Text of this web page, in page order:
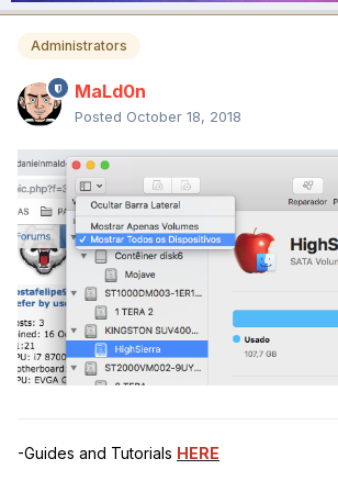
Administrators
MaLd0n
Posted October 18, 2018
-Guides and Tutorials HERE